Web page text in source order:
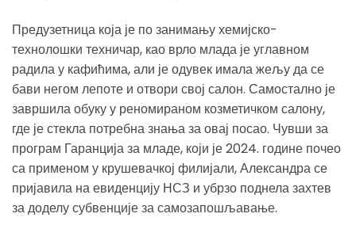
Предузетница која је по занимању хемијско-
технолошки техничар, као врло млада је углавном
радила у кафићима, али је одувек имала жељу да се
бави негом лепоте и отвори свој салон. Самостално је
завршила обуку у реномираном козметичком салону,
где је стекла потребна знања за овај посао. Чувши за
програм Гаранција за младе, који је 2024. године почео
са применом у крушевачкој филијали, Александра се
пријавила на евиденцију НСЗ и убрзо поднела захтев
за доделу субвенције за самозапошљавање.